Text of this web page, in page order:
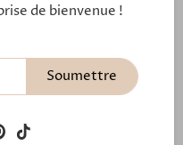
de bienvenue !
Soumettre